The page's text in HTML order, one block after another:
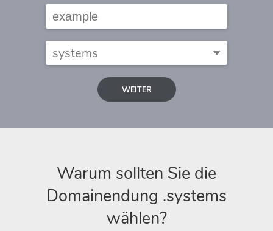
WEITER
Warum sollten Sie die
Domainendung .systems
wählen?